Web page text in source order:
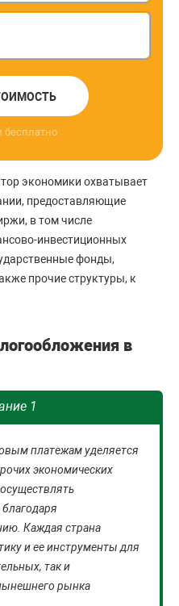
бесплатно
экономики охватывает
предоставляющие
в том числе
инвестиционных
фонды,
прочие структуры, к
в
1
платежам уделяется
экономических
Каждая страна
и ее инструменты для
так и
рынка